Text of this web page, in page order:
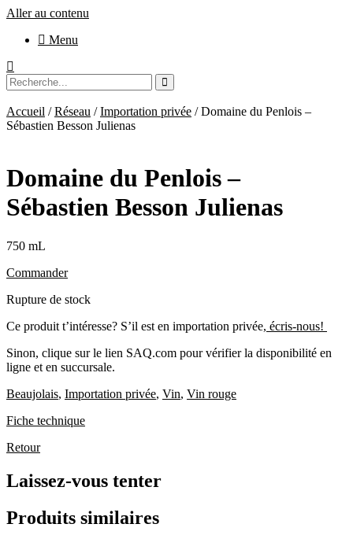
Aller au contenu
Menu
Accueil /Réseau /Importation privée / Domaine du Penlois –
Sébastien Besson Julienas
Domaine du Penlois –
Sébastien Besson Julienas
750 mL
Commander
Rupture de stock
Ce produit t’intéresse? S’il est en importation privée, écris-nous!
Sinon, clique sur le lien SAQ.com pour vérifier la disponibilité en
ligne et en succursale.
Beaujolais, Importation privée, Vin, Vin rouge
Fiche technique
Retour
Laissez-vous tenter
Produits similaires